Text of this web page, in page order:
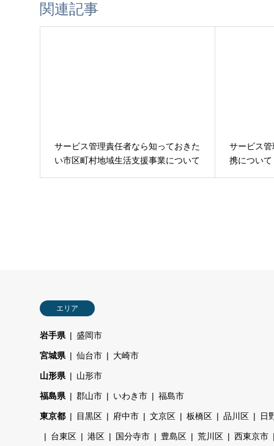
関連記事
サービス管理責任者なら知っておきた
い市区町村地域生活支援事業について
サービス
携について
エリア
岩手県 盛岡市
宮城県 仙台市 大崎市
山形県 山形市
福島県 郡山市 いわき市 福島市
東京都 目黒区 府中市 文京区 板橋区 品川区 日
台東区 港区 国分寺市 豊島区 荒川区 西東京市